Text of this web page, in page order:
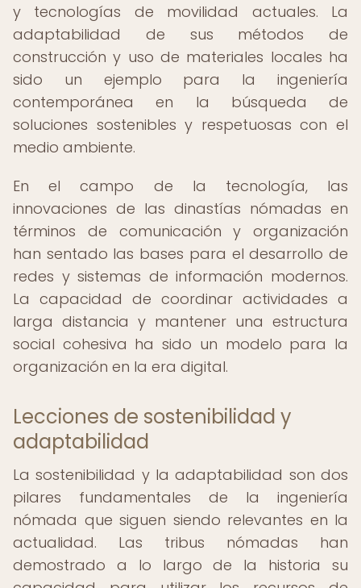
y tecnologías de movilidad actuales. La
adaptabilidad de sus métodos de
construcción y uso de materiales locales ha
sido un ejemplo para la ingeniería
contemporánea en la búsqueda de
soluciones sostenibles y respetuosas con el
medio ambiente.
En el campo de la tecnología, las
innovaciones de las dinastías nómadas en
términos de comunicación y organización
han sentado las bases para el desarrollo de
redes y sistemas de información modernos.
La capacidad de coordinar actividades a
larga distancia y mantener una estructura
social cohesiva ha sido un modelo para la
organización en la era digital.
Lecciones de sostenibilidad y
adaptabilidad
La sostenibilidad y la adaptabilidad son dos
pilares fundamentales de la ingeniería
nómada que siguen siendo relevantes en la
actualidad. Las tribus nómadas han
demostrado a lo largo de la historia su